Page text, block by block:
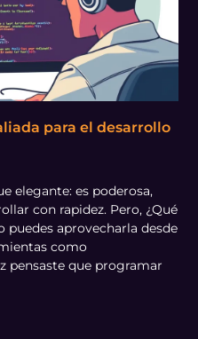
para el desarrollo
elegante: es poderosa,
con rapidez. Pero, ¿Qué
puedes aprovecharla desde
como
pensaste que programar